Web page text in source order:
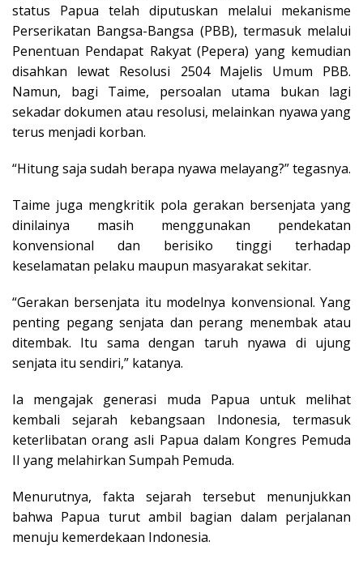
status Papua telah diputuskan melalui mekanisme
Perserikatan Bangsa-Bangsa (PBB), termasuk melalui
Penentuan Pendapat Rakyat (Pepera) yang kemudian
disahkan lewat Resolusi 2504 Majelis Umum PBB.
Namun, bagi Taime, persoalan utama bukan lagi
sekadar dokumen atau resolusi, melainkan nyawa yang
terus menjadi korban.
“Hitung saja sudah berapa nyawa melayang?” tegasnya.
Taime juga mengkritik pola gerakan bersenjata yang
dinilainya masih menggunakan pendekatan
konvensional dan berisiko tinggi terhadap
keselamatan pelaku maupun masyarakat sekitar.
“Gerakan bersenjata itu modelnya konvensional. Yang
penting pegang senjata dan perang menembak atau
ditembak. Itu sama dengan taruh nyawa di ujung
senjata itu sendiri,” katanya.
Ia mengajak generasi muda Papua untuk melihat
kembali sejarah kebangsaan Indonesia, termasuk
keterlibatan orang asli Papua dalam Kongres Pemuda
II yang melahirkan Sumpah Pemuda.
Menurutnya, fakta sejarah tersebut menunjukkan
bahwa Papua turut ambil bagian dalam perjalanan
menuju kemerdekaan Indonesia.